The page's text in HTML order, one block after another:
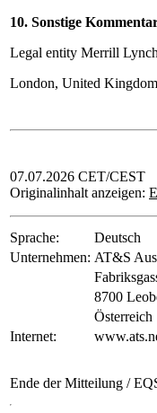
10. Sonstige
Legal entity Merrill
London, United
07.07.2026 CET/CEST
Originalinhalt anzeigen:
Sprache:
Deutsch
Unternehmen: AT&S
8700
Österreich
Internet:
Ende der Mitteilung /